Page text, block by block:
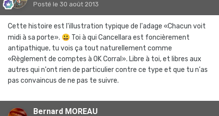
Posté le 30 août 2013
Cette histoire est l'illustration typique de l'adage «Chacun voit
midi à sa porte». 😃 Toi à qui Cancellara est foncièrement
antipathique, tu vois ça tout naturellement comme
«Règlement de comptes à OK Corral». Libre à toi, et libres aux
autres qui n'ont rien de particulier contre ce type et que tu n'as
pas convaincus de ne pas te suivre.
Bernard MOREAU